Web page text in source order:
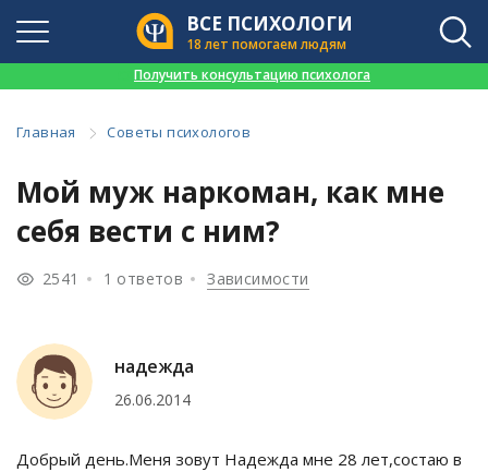
ВСЕ ПСИХОЛОГИ
18 лет помогаем людям
Получить консультацию психолога
Главная Советы психологов
Мой муж наркоман, как мне
себя вести с ним?
2541 1 ответов Зависимости
надежда
26.06.2014
Добрый день.Меня зовут Надежда мне 28 лет,состаю в